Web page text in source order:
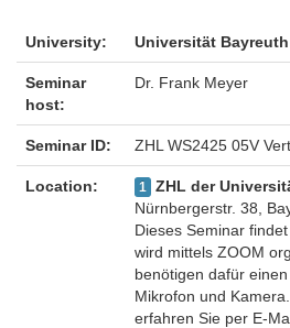
University: Universität Bayreuth
Seminar
host:
Dr. Frank Meyer
Seminar ID: ZHL WS2425 05V
Location: 1 ZHL der
Nürnbergerstr. 38,
Dieses Seminar
wird mittels ZOOM
benötigen dafür
Mikrofon und
erfahren Sie per E-